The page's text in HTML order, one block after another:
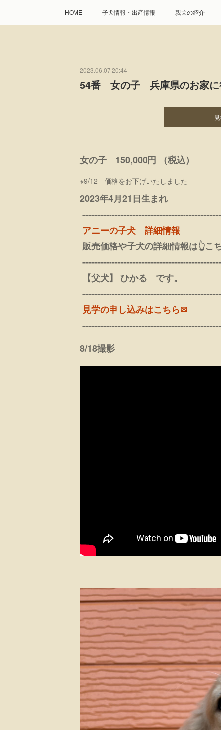
HOME 子犬情報・出産情報 親犬の紹介
2023.06.07 20:44
54番 女の子 兵庫県のお家に
女の子 150,000円 （税込）
※9/12 価格をお下げいたしました
2023年4月21日生まれ
アニーの子犬 詳細情報
販売価格や子犬の詳細情報は👆こ
【父犬】 ひかる です。
見学の申し込みはこちら✉
8/18撮影